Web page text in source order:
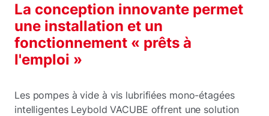
La conception innovante permet
une installation et un
fonctionnement « prêts à
l'emploi »
Les pompes à vide à vis lubrifiées mono-étagées
intelligentes Leybold VACUBE offrent une solution